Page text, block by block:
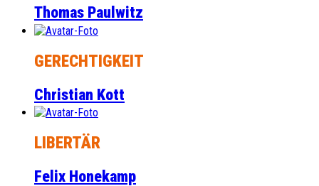
Thomas Paulwitz
GERECHTIGKEIT
Christian Kott
LIBERTÄR
Felix Honekamp